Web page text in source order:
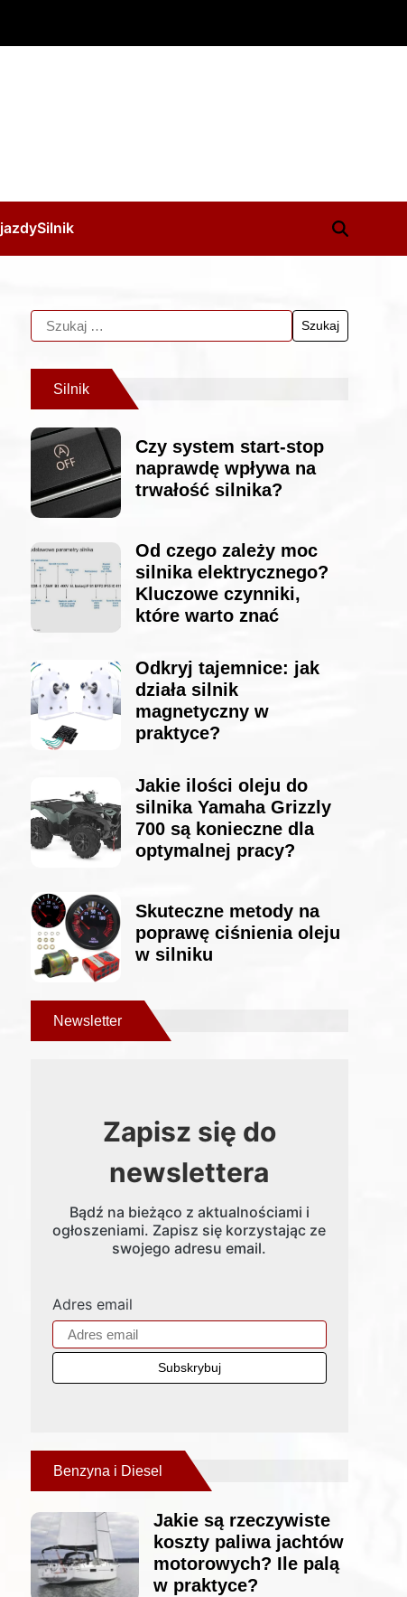
Silnik
Silnik
Czy system start-stop
naprawdę wpływa na
trwałość silnika?
Od czego zależy moc
silnika elektrycznego?
Kluczowe czynniki,
które warto znać
Odkryj tajemnice: jak
działa silnik
magnetyczny w
praktyce?
Jakie ilości oleju do
silnika Yamaha Grizzly
700 są konieczne dla
optymalnej pracy?
Skuteczne metody na
poprawę ciśnienia oleju
w silniku
Newsletter
Zapisz się do
newslettera
Bądź na bieżąco z aktualnościami i
ogłoszeniami. Zapisz się korzystając ze
swojego adresu email.
Adres email
Benzyna i Diesel
Jakie są rzeczywiste
koszty paliwa jachtów
motorowych? Ile palą
w praktyce?